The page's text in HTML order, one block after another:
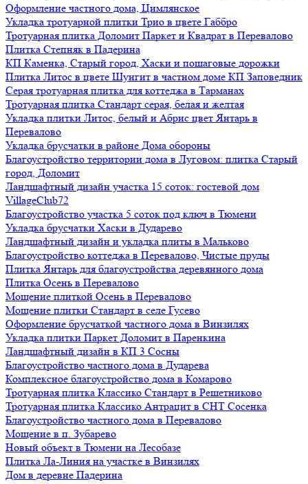
Оформление частного дома, Цимлянское
Укладка тротуарной плитки Трио в цвете Габбро
Тротуарная плитка Доломит Паркет и Квадрат в Перевалово
Плитка Степняк в Падерина
КП Каменка, Старый город, Хаски и пошаговые дорожки
Плитка Литос в цвете Шунгит в частном доме КП Заповедник
Серая тротуарная плитка для коттеджа в Тарманах
Тротуарная плитка Стандарт серая, белая и желтая
Укладка плитки Литос, белый и Абрис цвет Янтарь в
Перевалово
Укладка брусчатки в районе Дома обороны
Благоустройство территории дома в Луговом: плитка Старый
город, Доломит
Ландшафтный дизайн участка 15 соток: гостевой дом
VillageClub72
Благоустройство участка 5 соток под ключ в Тюмени
Укладка брусчатки Хаски в Дударево
Ландшафтный дизайн и укладка плиты в Мальково
Благоустройство коттеджа в Перевалово, Чистые пруды
Плитка Янтарь для благоустройства деревянного дома
Плитка Осень в Перевалово
Мощение плиткой Осень в Перевалово
Мощение плитки Стандарт в селе Гусево
Оформление брусчаткой частного дома в Винзилях
Укладка плитки Паркет Доломит в Паренкина
Ландшафтный дизайн в КП 3 Сосны
Благоустройство частного дома в Дударева
Комплексное благоустройство дома в Комарово
Тротуарная плитка Классико Стандарт в Решетниково
Тротуарная плитка Классико Антрацит в СНТ Сосенка
Благоустройство частного дома в Перевалово
Мощение в п. Зубарево
Новый объект в Тюмени на Лесобазе
Плитка Ла-Линия на участке в Винзилях
Дом в деревне Падерина